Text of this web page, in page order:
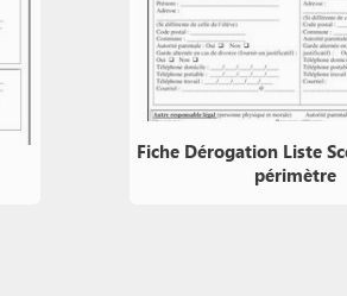
Fiche Dérogation Liste
périmètre